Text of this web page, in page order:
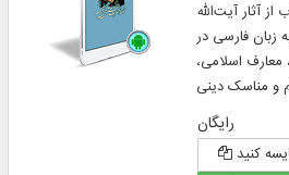
کتاب از آثار آیت‌الله
زبان فارسی در
معارف اسلامی،
و مناسک دینی
رایگان
کنید